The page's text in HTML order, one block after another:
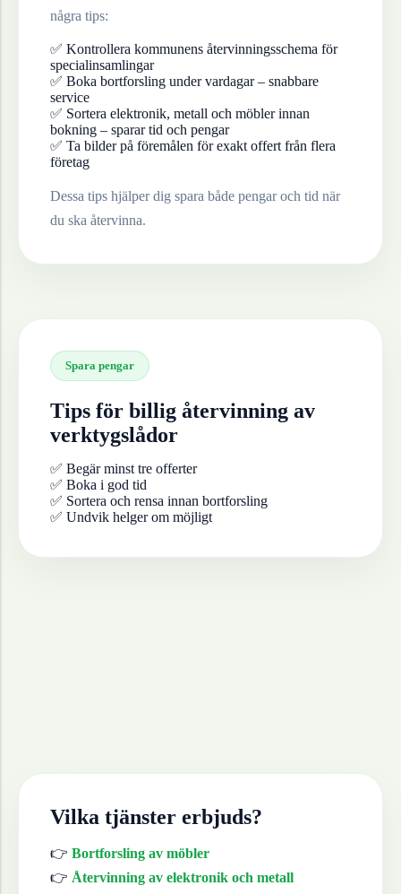
några tips:
✅ Kontrollera kommunens återvinningsschema för
specialinsamlingar
✅ Boka bortforsling under vardagar – snabbare
service
✅ Sortera elektronik, metall och möbler innan
bokning – sparar tid och pengar
✅ Ta bilder på föremålen för exakt offert från flera
företag
Dessa tips hjälper dig spara både pengar och tid när
du ska återvinna.
Spara pengar
Tips för billig återvinning av
verktygslådor
✅ Begär minst tre offerter
✅ Boka i god tid
✅ Sortera och rensa innan bortforsling
✅ Undvik helger om möjligt
Vilka tjänster erbjuds?
👉 Bortforsling av möbler
👉 Återvinning av elektronik och metall